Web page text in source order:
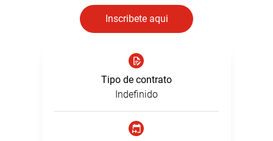
Inscribete aqui
Tipo de contrato
Indefinido